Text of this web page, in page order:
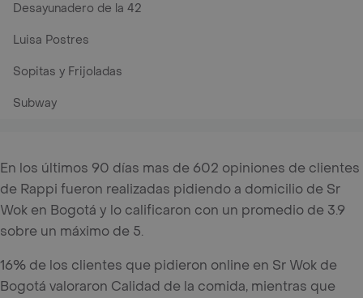
Desayunadero de la 42
Luisa Postres
Sopitas y Frijoladas
Subway
En los últimos 90 días mas de 602 opiniones de clientes
de Rappi fueron realizadas pidiendo a domicilio de Sr
Wok en Bogotá y lo calificaron con un promedio de 3.9
sobre un máximo de 5.
16% de los clientes que pidieron online en Sr Wok de
Bogotá valoraron Calidad de la comida, mientras que